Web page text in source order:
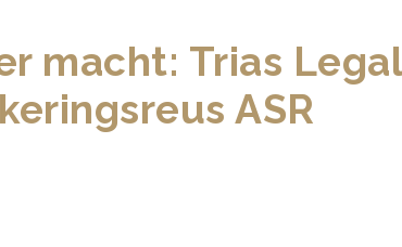
macht: Trias
ASR